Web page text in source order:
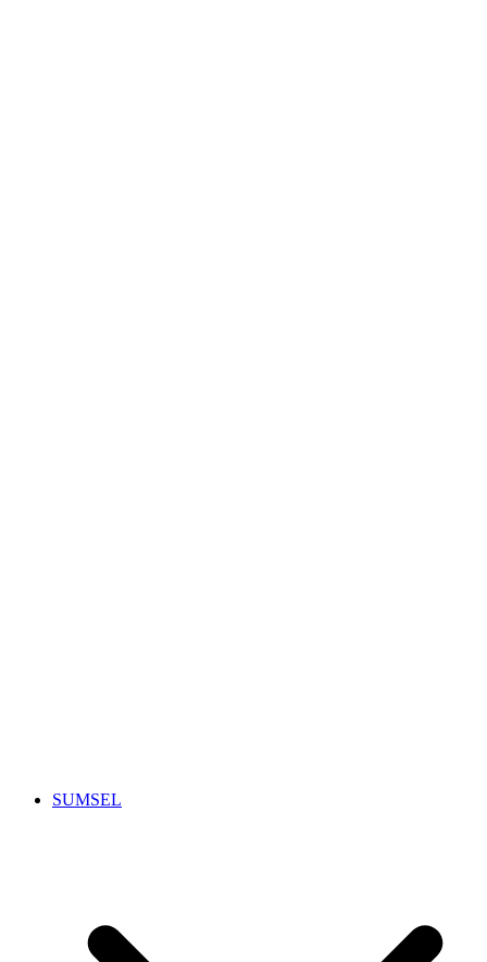
SUMSEL